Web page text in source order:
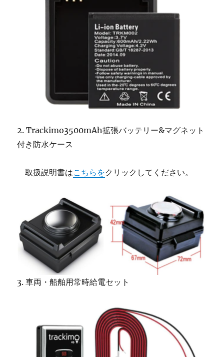
2. Trackimo3500mAh拡張バッテリー&マグネット
付き防水ケース
取扱説明書はこちらをクリックしてください。
3. 車両・船舶用常時給電セット